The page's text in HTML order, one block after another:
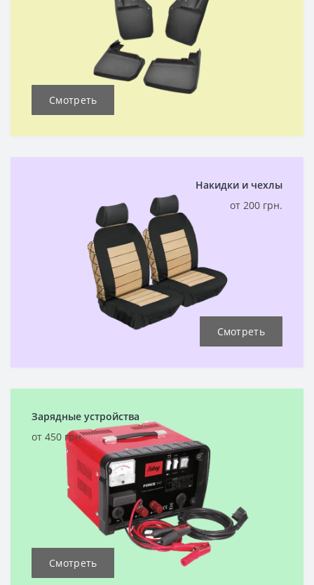
Смотреть
Накидки и чехлы
от 200 грн.
Смотреть
Зарядные устройства
от 450 грн.
Смотреть